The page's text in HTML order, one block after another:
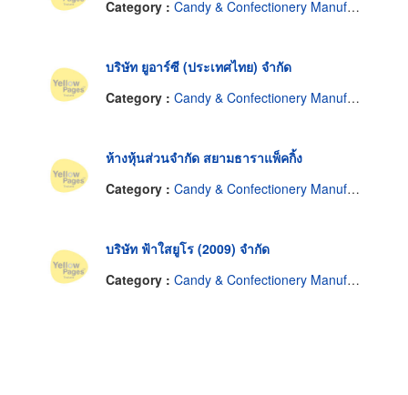
Category : Candy & Confectionery Manufacturers Machines & Supplies
บริษัท ยูอาร์ซี (ประเทศไทย) จำกัด
Category : Candy & Confectionery Manufacturers Machines & Supplies
ห้างหุ้นส่วนจำกัด สยามธาราแพ็คกิ้ง
Category : Candy & Confectionery Manufacturers Machines & Supplies
บริษัท ฟ้าใสยูโร (2009) จำกัด
Category : Candy & Confectionery Manufacturers Machines & Supplies